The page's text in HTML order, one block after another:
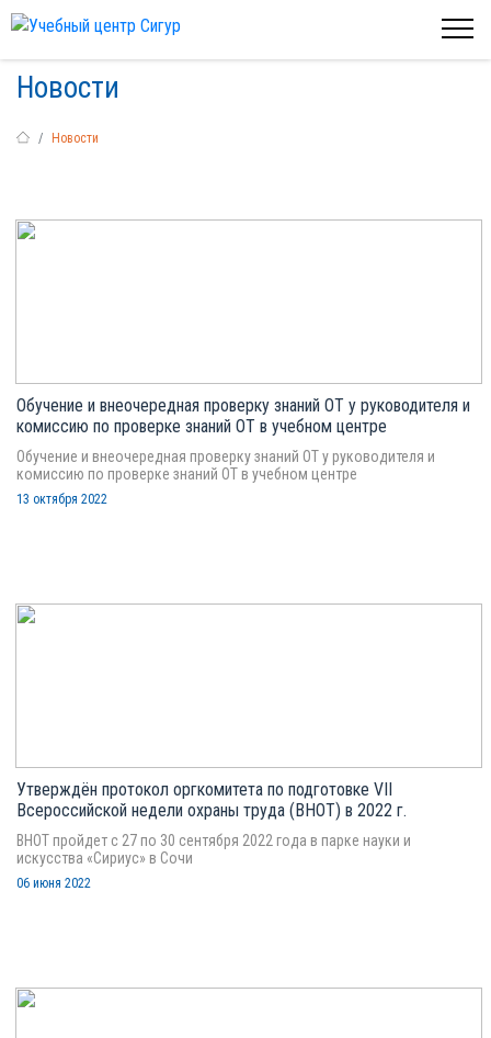
Новости
Новости
Обучение и внеочередная проверку знаний ОТ у руководителя и
комиссию по проверке знаний ОТ в учебном центре
Обучение и внеочередная проверку знаний ОТ у руководителя и
комиссию по проверке знаний ОТ в учебном центре
13 октября 2022
Утверждён протокол оргкомитета по подготовке VII
Всероссийской недели охраны труда (ВНОТ) в 2022 г.
ВНОТ пройдет с 27 по 30 сентября 2022 года в парке науки и
искусства «Сириус» в Сочи
06 июня 2022